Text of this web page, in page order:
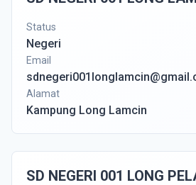
Status
Negeri
Email
Alamat
Kampung Long Lamcin
SD NEGERI 001 LONG